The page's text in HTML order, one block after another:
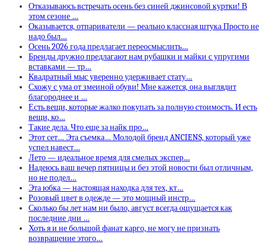
Отказываюсь встречать осень без синей джинсовой куртки! В
этом сезоне …
Оказывается, отпариватели — реально классная штука Просто не
надо был…
Осень 2026 года предлагает переосмыслить…
Бренды дружно предлагают нам рубашки и майки с упругими
вставками — тр…
Квадратный мыс уверенно удерживает стату…
Схожу с ума от змеиной обуви! Мне кажется, она выглядит
благороднее и …
Есть вещи, которые жалко покупать за полную стоимость. И есть
вещи, ко…
Такие дела. Что еще за найк про…
Этот сет… Эта съемка… Молодой бренд ANCIENS, который уже
успел навест…
Лето — идеальное время для смелых экспер…
Надеюсь ваш вечер пятницы и без этой новости был отличным,
но не подел…
Эта юбка — настоящая находка для тех, кт…
Розовый цвет в одежде — это мощный инстр…
Сколько бы лет нам ни было, август всегда ощущается как
последние дни …
Хоть я и не большой фанат карго, не могу не признать
возвращение этого…